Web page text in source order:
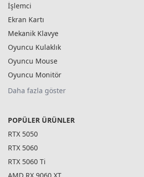
İşlemci
Ekran Kartı
Mekanik Klavye
Oyuncu Kulaklık
Oyuncu Mouse
Oyuncu Monitör
Daha fazla göster
POPÜLER ÜRÜNLER
RTX 5050
RTX 5060
RTX 5060 Ti